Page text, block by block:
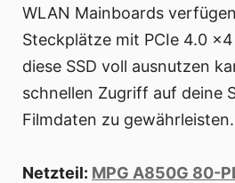
WLAN Mainboards
Steckplätze mit PCIe 4.0
diese SSD voll ausnutzen
schnellen Zugriff auf deine
Filmdaten zu gewährleisten.
Netzteil: MPG A850G 80-